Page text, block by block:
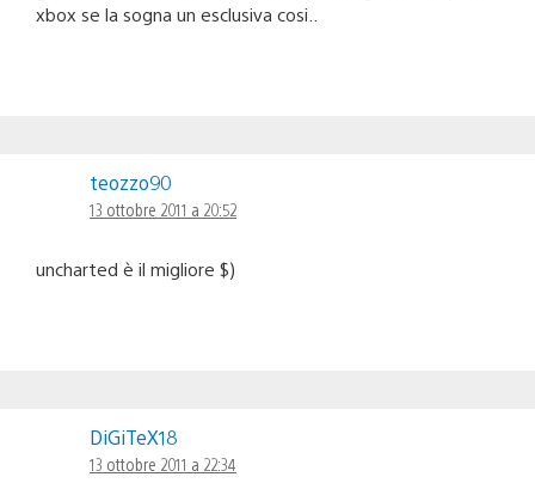
xbox se la sogna un esclusiva cosi..
teozzo90
13 ottobre 2011 a 20:52
uncharted è il migliore $)
DiGiTeX18
13 ottobre 2011 a 22:34